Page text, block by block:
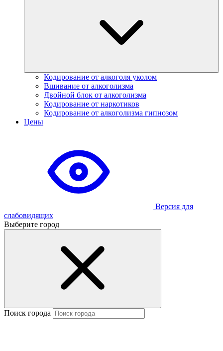
Кодирование от алкоголя уколом
Вшивание от алкоголизма
Двойной блок от алкоголизма
Кодирование от наркотиков
Кодирование от алкоголизма гипнозом
Цены
Версия для
слабовидящих
Выберите город
Поиск города